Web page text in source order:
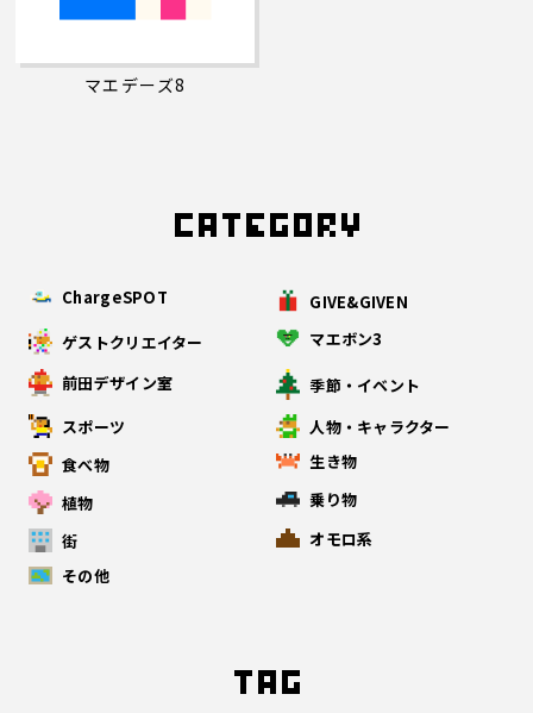
ChargeSPOT
GIVE&GIVEN
ゲストクリエイター
マエボン3
前田デザイン室
季節・イベント
スポーツ
人物・キャラクター
食べ物
生き物
植物
乗り物
街
オモロ系
その他
マエデーズ8